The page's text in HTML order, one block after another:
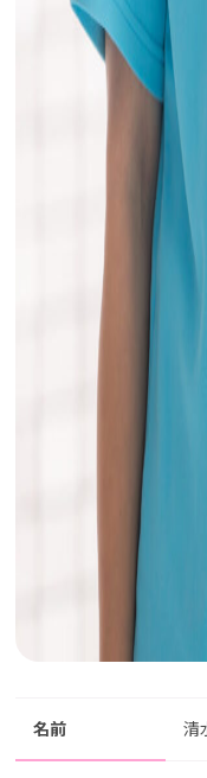
名前 清